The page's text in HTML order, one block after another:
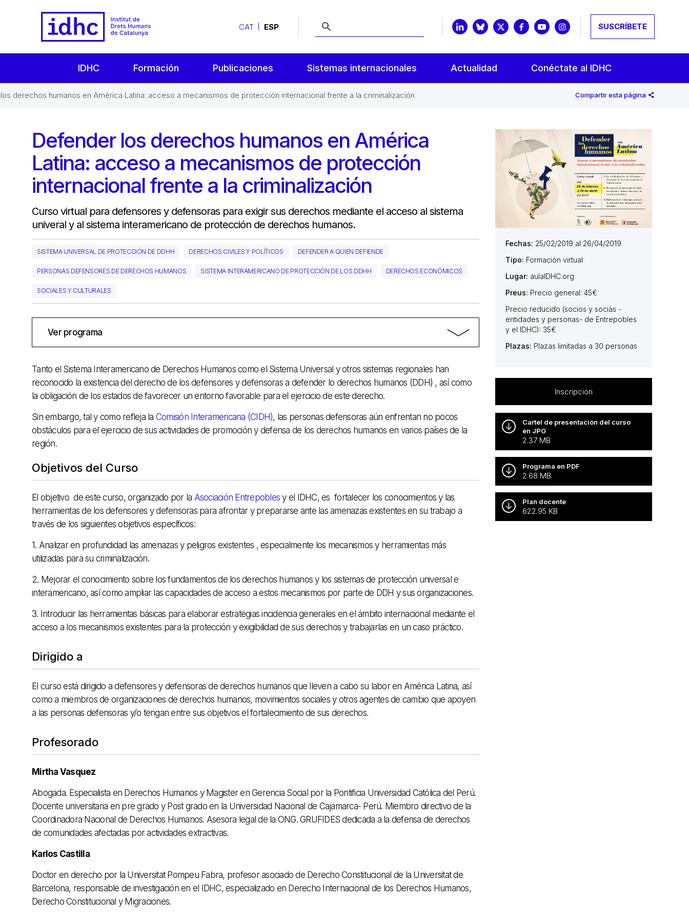
CAT ESP SUSCRÍBETE
IDHC Formación Publicaciones Sistemas internacionales Actualidad Conéctate al IDHC
derechos humanos en América Latina: acceso a mecanismos de protección internacional frente a la criminalización Compartir esta página
Defender los derechos humanos en América
Latina: acceso a mecanismos de protección
internacional frente a la criminalización
Curso virtual para defensores y defensoras para exigir sus derechos mediante el acceso al sistema
univeral y al sistema interamericano de protección de derechos humanos.
SISTEMA UNIVERSAL DE PROTECCIÓN DE DDHH DERECHOS CIVILES Y POLÍTICOS DEFENDER A QUIEN DEFIENDE
PERSONAS DEFENSORES DE DERECHOS HUMANOS SISTEMA INTERAMERICANO DE PROTECCIÓN DE LOS DDHH DERECHOS ECONÓMICOS
SOCIALES Y CULTURALES
Ver programa
Tanto el Sistema Interamericano de Derechos Humanos como el Sistema Universal y otros sistemas regionales han
reconocido la existencia del derecho de los defensores y defensoras a defender lo derechos humanos (DDH) , así como
la obligación de los estados de favorecer un entorno favorable para el ejercicio de este derecho.
Sin embargo, tal y como refleja la Comisión Interamericana (CIDH), las personas defensoras aún enfrentan no pocos
obstáculos para el ejercicio de sus actividades de promoción y defensa de los derechos humanos en varios países de la
región.
Objetivos del Curso
El objetivo de este curso, organizado por la Asociación Entrepobles y el IDHC, es fortalecer los conocimientos y las
herramientas de los defensores y defensoras para afrontar y prepararse ante las amenazas existentes en su trabajo a
través de los siguientes objetivos específicos:
1. Analizar en profundidad las amenazas y peligros existentes , especialmente los mecanismos y herramientas más
utilizadas para su criminalización.
2. Mejorar el conocimiento sobre los fundamentos de los derechos humanos y los sistemas de protección universal e
interamericano, así como ampliar las capacidades de acceso a estos mecanismos por parte de DDH y sus organizaciones.
3. Introducir las herramientas básicas para elaborar estrategias incidencia generales en el ámbito internacional mediante el
acceso a los mecanismos existentes para la protección y exigibilidad de sus derechos y trabajarlas en un caso práctico.
Dirigido a
El curso está dirigido a defensores y defensoras de derechos humanos que lleven a cabo su labor en América Latina, así
como a miembros de organizaciones de derechos humanos, movimientos sociales y otros agentes de cambio que apoyen
a las personas defensoras y/o tengan entre sus objetivos el fortalecimiento de sus derechos.
Profesorado
Mirtha Vasquez
Abogada. Especialista en Derechos Humanos y Magister en Gerencia Social por la Pontificia Universidad Católica del Perú.
Docente universitaria en pre grado y Post grado en la Universidad Nacional de Cajamarca- Perú. Miembro directivo de la
Coordinadora Nacional de Derechos Humanos. Asesora legal de la ONG. GRUFIDES dedicada a la defensa de derechos
de comunidades afectadas por actividades extractivas.
Karlos Castilla
Doctor en derecho por la Universitat Pompeu Fabra, profesor asociado de Derecho Constitucional de la Universitat de
Barcelona, responsable de investigación en el IDHC, especializado en Derecho Internacional de los Derechos Humanos,
Derecho Constitucional y Migraciones.
Fechas: 25/02/2019 al 26/04/2019
Tipo: Formación virtual
Lugar: aulaIDHC.org
Preus: Precio general: 45€
Precio reducido (socios y socias -
entidades y personas- de Entrepobles
y el IDHC): 35€
Plazas: Plazas limitadas a 30 personas
Inscripción
Cartel de presentación del curso
en JPG
2.37 MB
Programa en PDF
2.68 MB
Plan docente
622.95 KB